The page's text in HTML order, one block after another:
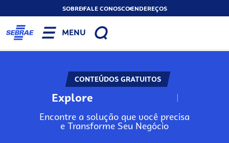
SOBREFALE CONOSCOENDEREÇOS
MENU
CONTEÚDOS GRATUITOS
Explore N
Encontre a solução que você precisa
e Transforme Seu Negócio